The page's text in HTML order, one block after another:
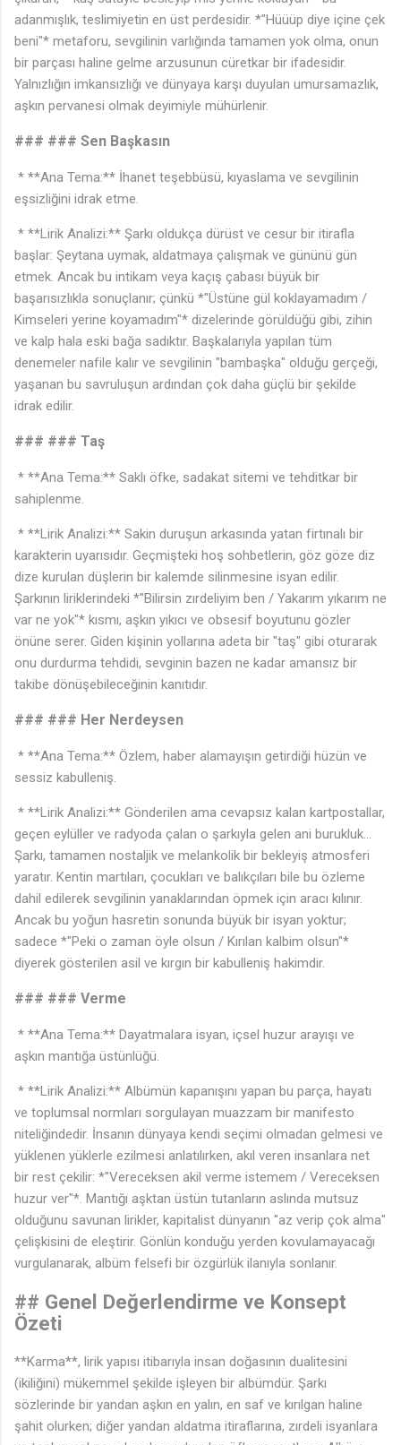
adanmışlık, teslimiyetin en üst perdesidir. *"Hüüüp diye içine çek
beni"* metaforu, sevgilinin varlığında tamamen yok olma, onun
bir parçası haline gelme arzusunun cüretkar bir ifadesidir.
Yalnızlığın imkansızlığı ve dünyaya karşı duyulan umursamazlık,
aşkın pervanesi olmak deyimiyle mühürlenir.
### ### Sen Başkasın
* **Ana Tema:** İhanet teşebbüsü, kıyaslama ve sevgilinin
eşsizliğini idrak etme.
* **Lirik Analizi:** Şarkı oldukça dürüst ve cesur bir itirafla
başlar: Şeytana uymak, aldatmaya çalışmak ve gününü gün
etmek. Ancak bu intikam veya kaçış çabası büyük bir
başarısızlıkla sonuçlanır; çünkü *"Üstüne gül koklayamadım /
Kimseleri yerine koyamadım"* dizelerinde görüldüğü gibi, zihin
ve kalp hala eski bağa sadıktır. Başkalarıyla yapılan tüm
denemeler nafile kalır ve sevgilinin "bambaşka" olduğu gerçeği,
yaşanan bu savruluşun ardından çok daha güçlü bir şekilde
idrak edilir.
### ### Taş
* **Ana Tema:** Saklı öfke, sadakat sitemi ve tehditkar bir
sahiplenme.
* **Lirik Analizi:** Sakin duruşun arkasında yatan firtınalı bir
karakterin uyarısıdır. Geçmişteki hoş sohbetlerin, göz göze diz
dize kurulan düşlerin bir kalemde silinmesine isyan edilir.
Şarkının liriklerindeki *"Bilirsin zırdeliyim ben / Yakarım yıkarım ne
var ne yok"* kısmı, aşkın yıkıcı ve obsesif boyutunu gözler
önüne serer. Giden kişinin yollarına adeta bir "taş" gibi oturarak
onu durdurma tehdidi, sevginin bazen ne kadar amansız bir
takibe dönüşebileceğinin kanıtıdır.
### ### Her Nerdeysen
* **Ana Tema:** Özlem, haber alamayışın getirdiği hüzün ve
sessiz kabulleniş.
* **Lirik Analizi:** Gönderilen ama cevapsız kalan kartpostallar,
geçen eylüller ve radyoda çalan o şarkıyla gelen ani burukluk...
Şarkı, tamamen nostaljik ve melankolik bir bekleyiş atmosferi
yaratır. Kentin martıları, çocukları ve balıkçıları bile bu özleme
dahil edilerek sevgilinin yanaklarından öpmek için aracı kılınır.
Ancak bu yoğun hasretin sonunda büyük bir isyan yoktur;
sadece *"Peki o zaman öyle olsun / Kırılan kalbim olsun"*
diyerek gösterilen asil ve kırgın bir kabulleniş hakimdir.
### ### Verme
* **Ana Tema:** Dayatmalara isyan, içsel huzur arayışı ve
aşkın mantığa üstünlüğü.
* **Lirik Analizi:** Albümün kapanışını yapan bu parça, hayatı
ve toplumsal normları sorgulayan muazzam bir manifesto
niteliğindedir. İnsanın dünyaya kendi seçimi olmadan gelmesi ve
yüklenen yüklerle ezilmesi anlatılırken, akıl veren insanlara net
bir rest çekilir: *"Vereceksen akil verme istemem / Vereceksen
huzur ver"*. Mantığı aşktan üstün tutanların aslında mutsuz
olduğunu savunan lirikler, kapitalist dünyanın "az verip çok alma"
çelişkisini de eleştirir. Gönlün konduğu yerden kovulamayacağı
vurgulanarak, albüm felsefi bir özgürlük ilanıyla sonlanır.
## Genel Değerlendirme ve Konsept
Özeti
**Karma**, lirik yapısı itibarıyla insan doğasının dualitesini
(ikiliğini) mükemmel şekilde işleyen bir albümdür. Şarkı
sözlerinde bir yandan aşkın en yalın, en saf ve kırılgan haline
şahit olurken; diğer yandan aldatma itiraflarına, zırdeli isyanlara
🎶